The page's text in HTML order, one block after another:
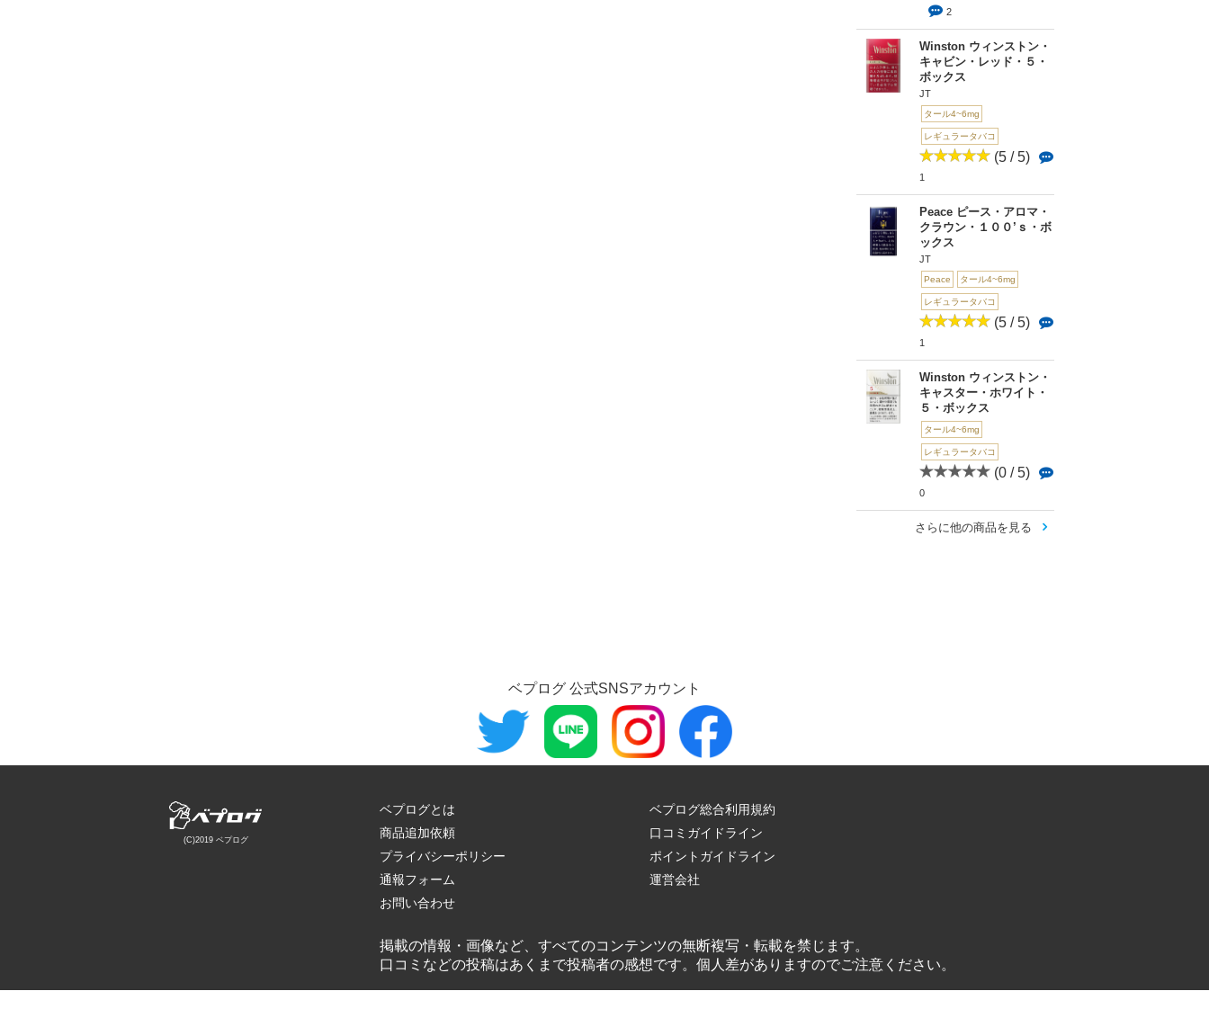
2
Winston ウィンストン・
キャビン・レッド・５・
ボックス
JT
タール4~6mg
レギュラータバコ
(5 / 5)
1
Peace ピース・アロマ・
クラウン・１００’ｓ・ボ
ックス
JT
Peace タール4~6mg
レギュラータバコ
(5 / 5)
1
Winston ウィンストン・
キャスター・ホワイト・
５・ボックス
タール4~6mg
レギュラータバコ
(0 / 5)
0
さらに他の商品を見る
ベプログ 公式SNSアカウント
ベプログとは
商品追加依頼
プライバシーポリシー
通報フォーム
お問い合わせ
ベプログ総合利用規約
口コミガイドライン
ポイントガイドライン
運営会社
(C)2019 ベプログ
掲載の情報・画像など、すべてのコンテンツの無断複写・転載を禁じます。
口コミなどの投稿はあくまで投稿者の感想です。個人差がありますのでご注意ください。